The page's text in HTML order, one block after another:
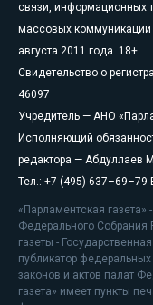
связи, информационных
массовых коммуникаций
августа 2011 года. 18+
Свидетельство о
46097
Учредитель — АНО
Исполняющий
редактора — Абдуллаев
Тел.: +7 (495) 637–69–79
«Парламентская
Федерального Собрания
газеты -
публикатор
законов и актов палат
газета» имеет пункты